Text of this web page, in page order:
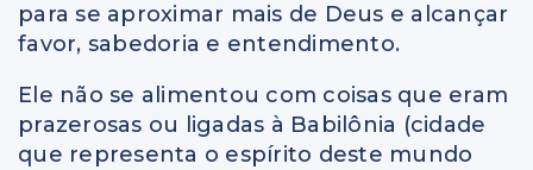
para se aproximar mais de Deus e alcançar
favor, sabedoria e entendimento.
Ele não se alimentou com coisas que eram
prazerosas ou ligadas à Babilônia (cidade
que representa o espírito deste mundo